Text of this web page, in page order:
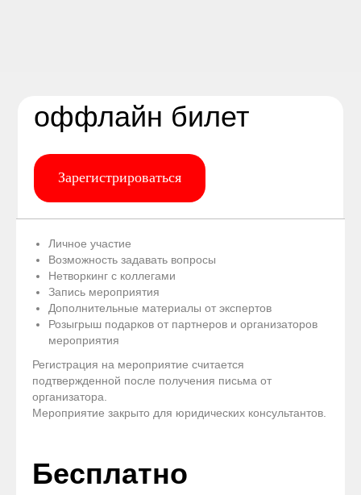
оффлайн билет
Зарегистрироваться
Личное участие
Возможность задавать вопросы
Нетворкинг с коллегами
Запись мероприятия
Дополнительные материалы от экспертов
Розыгрыш подарков от партнеров и организаторов
мероприятия
Регистрация на мероприятие считается
подтвержденной после получения письма от
организатора.
Мероприятие закрыто для юридических консультантов.
Бесплатно